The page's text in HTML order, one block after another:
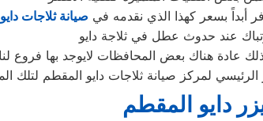
أبداً بسعر كهذا الذي نقدمه في صيانة ثلاجات دايو
دايو المقطم